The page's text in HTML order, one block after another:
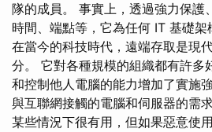
隊的成員。 事實上，透過強力保護
時間、端點等，它為任何 IT 基礎架
在當今的科技時代，遠端存取是現
分。 它對各種規模的組織都有許多
和控制他人電腦的能力增加了實施
與互聯網接觸的電腦和伺服器的需
某些情況下很有用，但如果惡意使